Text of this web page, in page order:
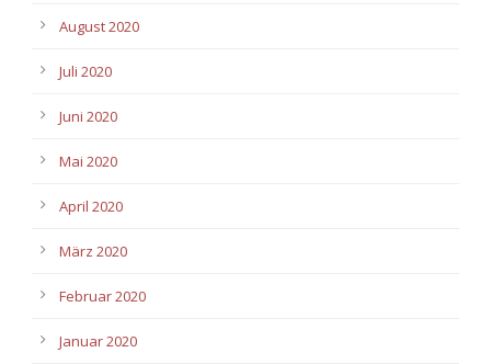
August 2020
Juli 2020
Juni 2020
Mai 2020
April 2020
März 2020
Februar 2020
Januar 2020